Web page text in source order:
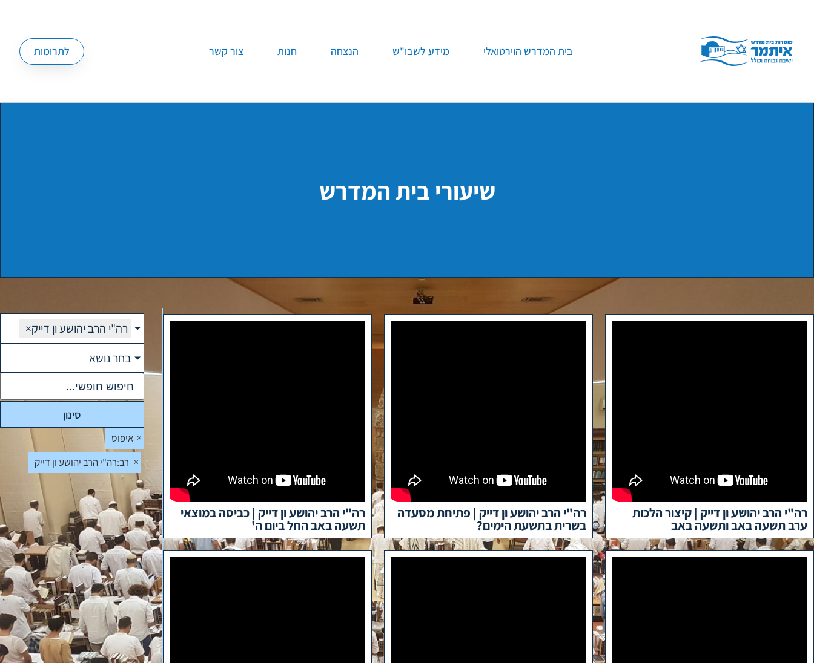
בית המדרש הוירטואלי מידע לשבו"ש הנצחה חנות צור קשר לתרומות
שיעורי בית המדרש
רה"י הרב יהושע ון דייק | קיצור הלכות
ערב תשעה באב ותשעה באב
רה"י הרב יהושע ון דייק | פתיחת מסעדה
בשרית בתשעת הימים?
רה"י הרב יהושע ון דייק | כביסה במוצאי
תשעה באב החל ביום ה'
רה"י הרב יהושע ון דייק×
בחר נושא
סינון
איפוס ×
רב:רה"י הרב יהושע ון דייק ×